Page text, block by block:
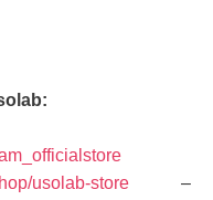
usolab-store –